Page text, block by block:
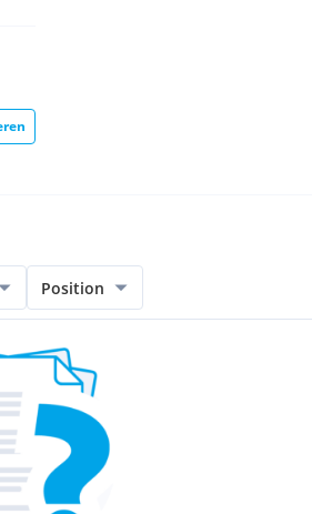
Position